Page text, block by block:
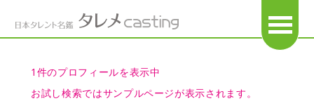
1件のプロフィールを表示中
お試し検索ではサンプルページが表示されます。